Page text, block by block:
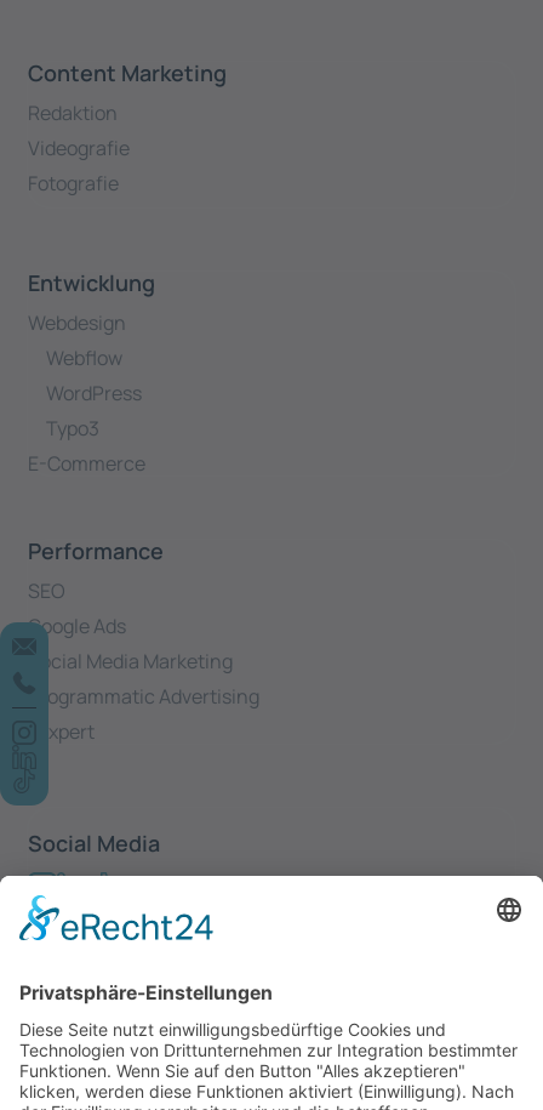
Content Marketing
Redaktion
Videografie
Fotografie
Entwicklung
Webdesign
Webflow
WordPress
Typo3
E-Commerce
Performance
SEO
Google Ads
Social Media Marketing
Programmatic Advertising
Yexpert
Social Media
Newsletter